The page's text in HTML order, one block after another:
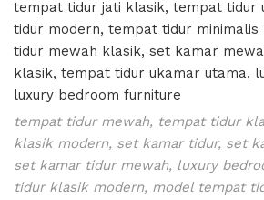
tempat tidur mewah, tempat tidur
klasik modern, set kamar tidur, set
set kamar tidur mewah, luxury
tidur klasik modern, model tempat